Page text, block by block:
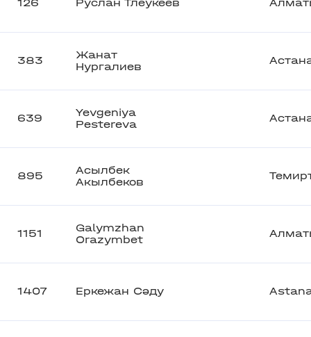
126 Руслан Тлеукеев
383
Жанат
Нургалиев
639
Yevgeniya
Pestereva
895
Асылбек
Акылбеков
1151
Galymzhan
Orazymbet
1407 Еркежан Сәду